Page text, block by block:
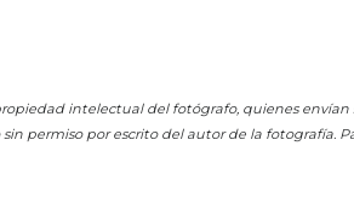
intelectual del fotógrafo, quienes
permiso por escrito del autor de la fotografía.